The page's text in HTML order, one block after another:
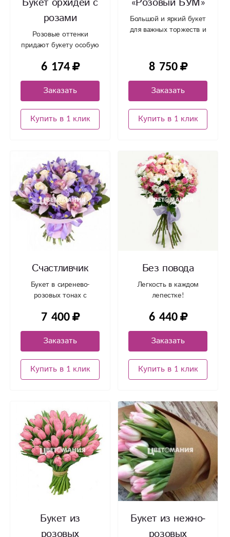
розами
Розовые оттенки
придают букету особую
6 174
Заказать
Купить в 1 клик
Большой и яркий букет
для важных торжеств и
8 750
Заказать
Купить в 1 клик
Счастливчик
Букет в сиренево-
розовых тонах с
орхидеями
7 400
Заказать
Купить в 1 клик
Без повода
Легкость в каждом
лепестке!
6 440
Заказать
Купить в 1 клик
Букет из
Букет из нежно-